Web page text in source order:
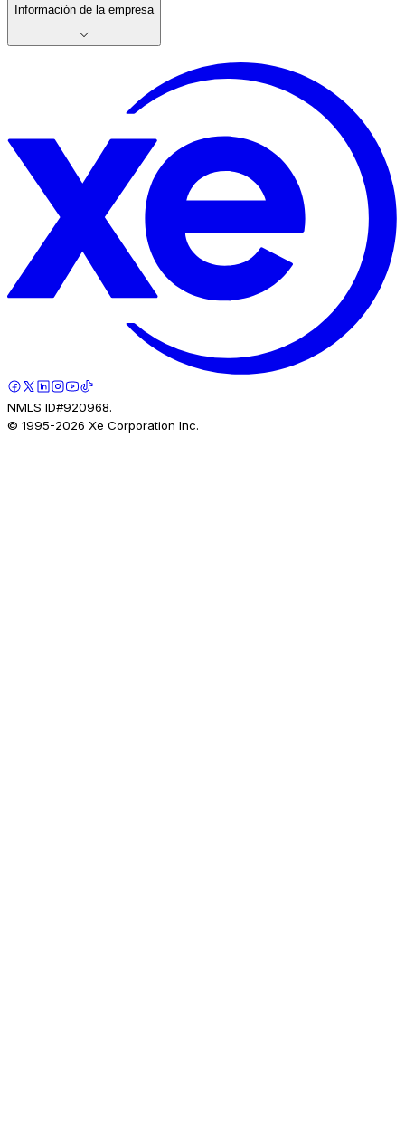
Información de la empresa
NMLS ID#920968.
© 1995-2026 Xe Corporation Inc.